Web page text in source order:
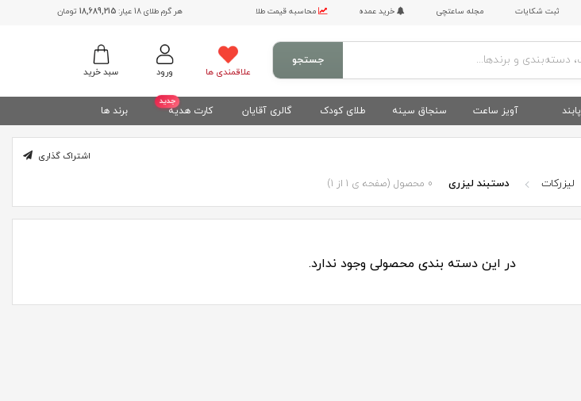
ثبت شکایات مجله ساعتچی خرید عمده محاسبه قیمت طلا هر گرم طلای 18 عیار: 18,689,215 تومان
سبد خرید ورود علاقمندی ها
جستجو
پابند آویز ساعت سنجاق سینه طلای کودک گالری آقایان
جدید
کارت هدیه برند ها
اشتراک گذاری
لیزرکات دستبند لیزری 0 محصول (صفحه ی 1 از 1)
در این دسته بندی محصولی وجود ندارد.